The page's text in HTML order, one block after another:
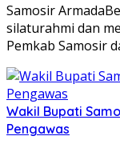
Samosir
silaturahmi dan
Pemkab Samosir
Wakil Bupati
Pengawas